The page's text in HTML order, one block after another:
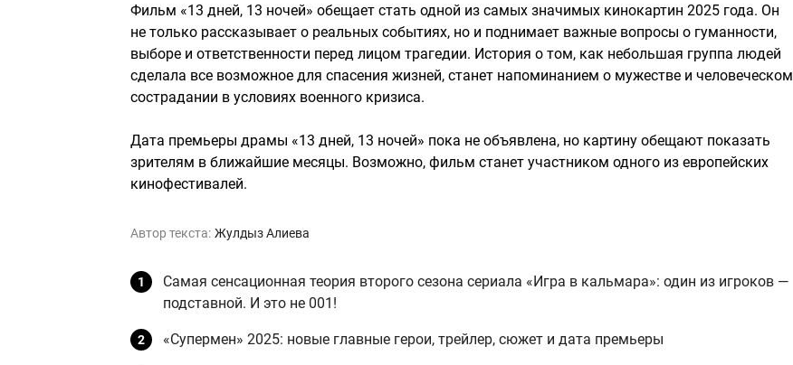
Фильм «13 дней, 13 ночей» обещает стать одной из самых значимых кинокартин 2025 года. Он
не только рассказывает о реальных событиях, но и поднимает важные вопросы о гуманности,
выборе и ответственности перед лицом трагедии. История о том, как небольшая группа людей
сделала все возможное для спасения жизней, станет напоминанием о мужестве и человеческом
сострадании в условиях военного кризиса.
Дата премьеры драмы «13 дней, 13 ночей» пока не объявлена, но картину обещают показать
зрителям в ближайшие месяцы. Возможно, фильм станет участником одного из европейских
кинофестивалей.
Автор текста: Жулдыз Алиева
Самая сенсационная теория второго сезона сериала «Игра в кальмара»: один из игроков —
подставной. И это не 001!
«Супермен» 2025: новые главные герои, трейлер, сюжет и дата премьеры